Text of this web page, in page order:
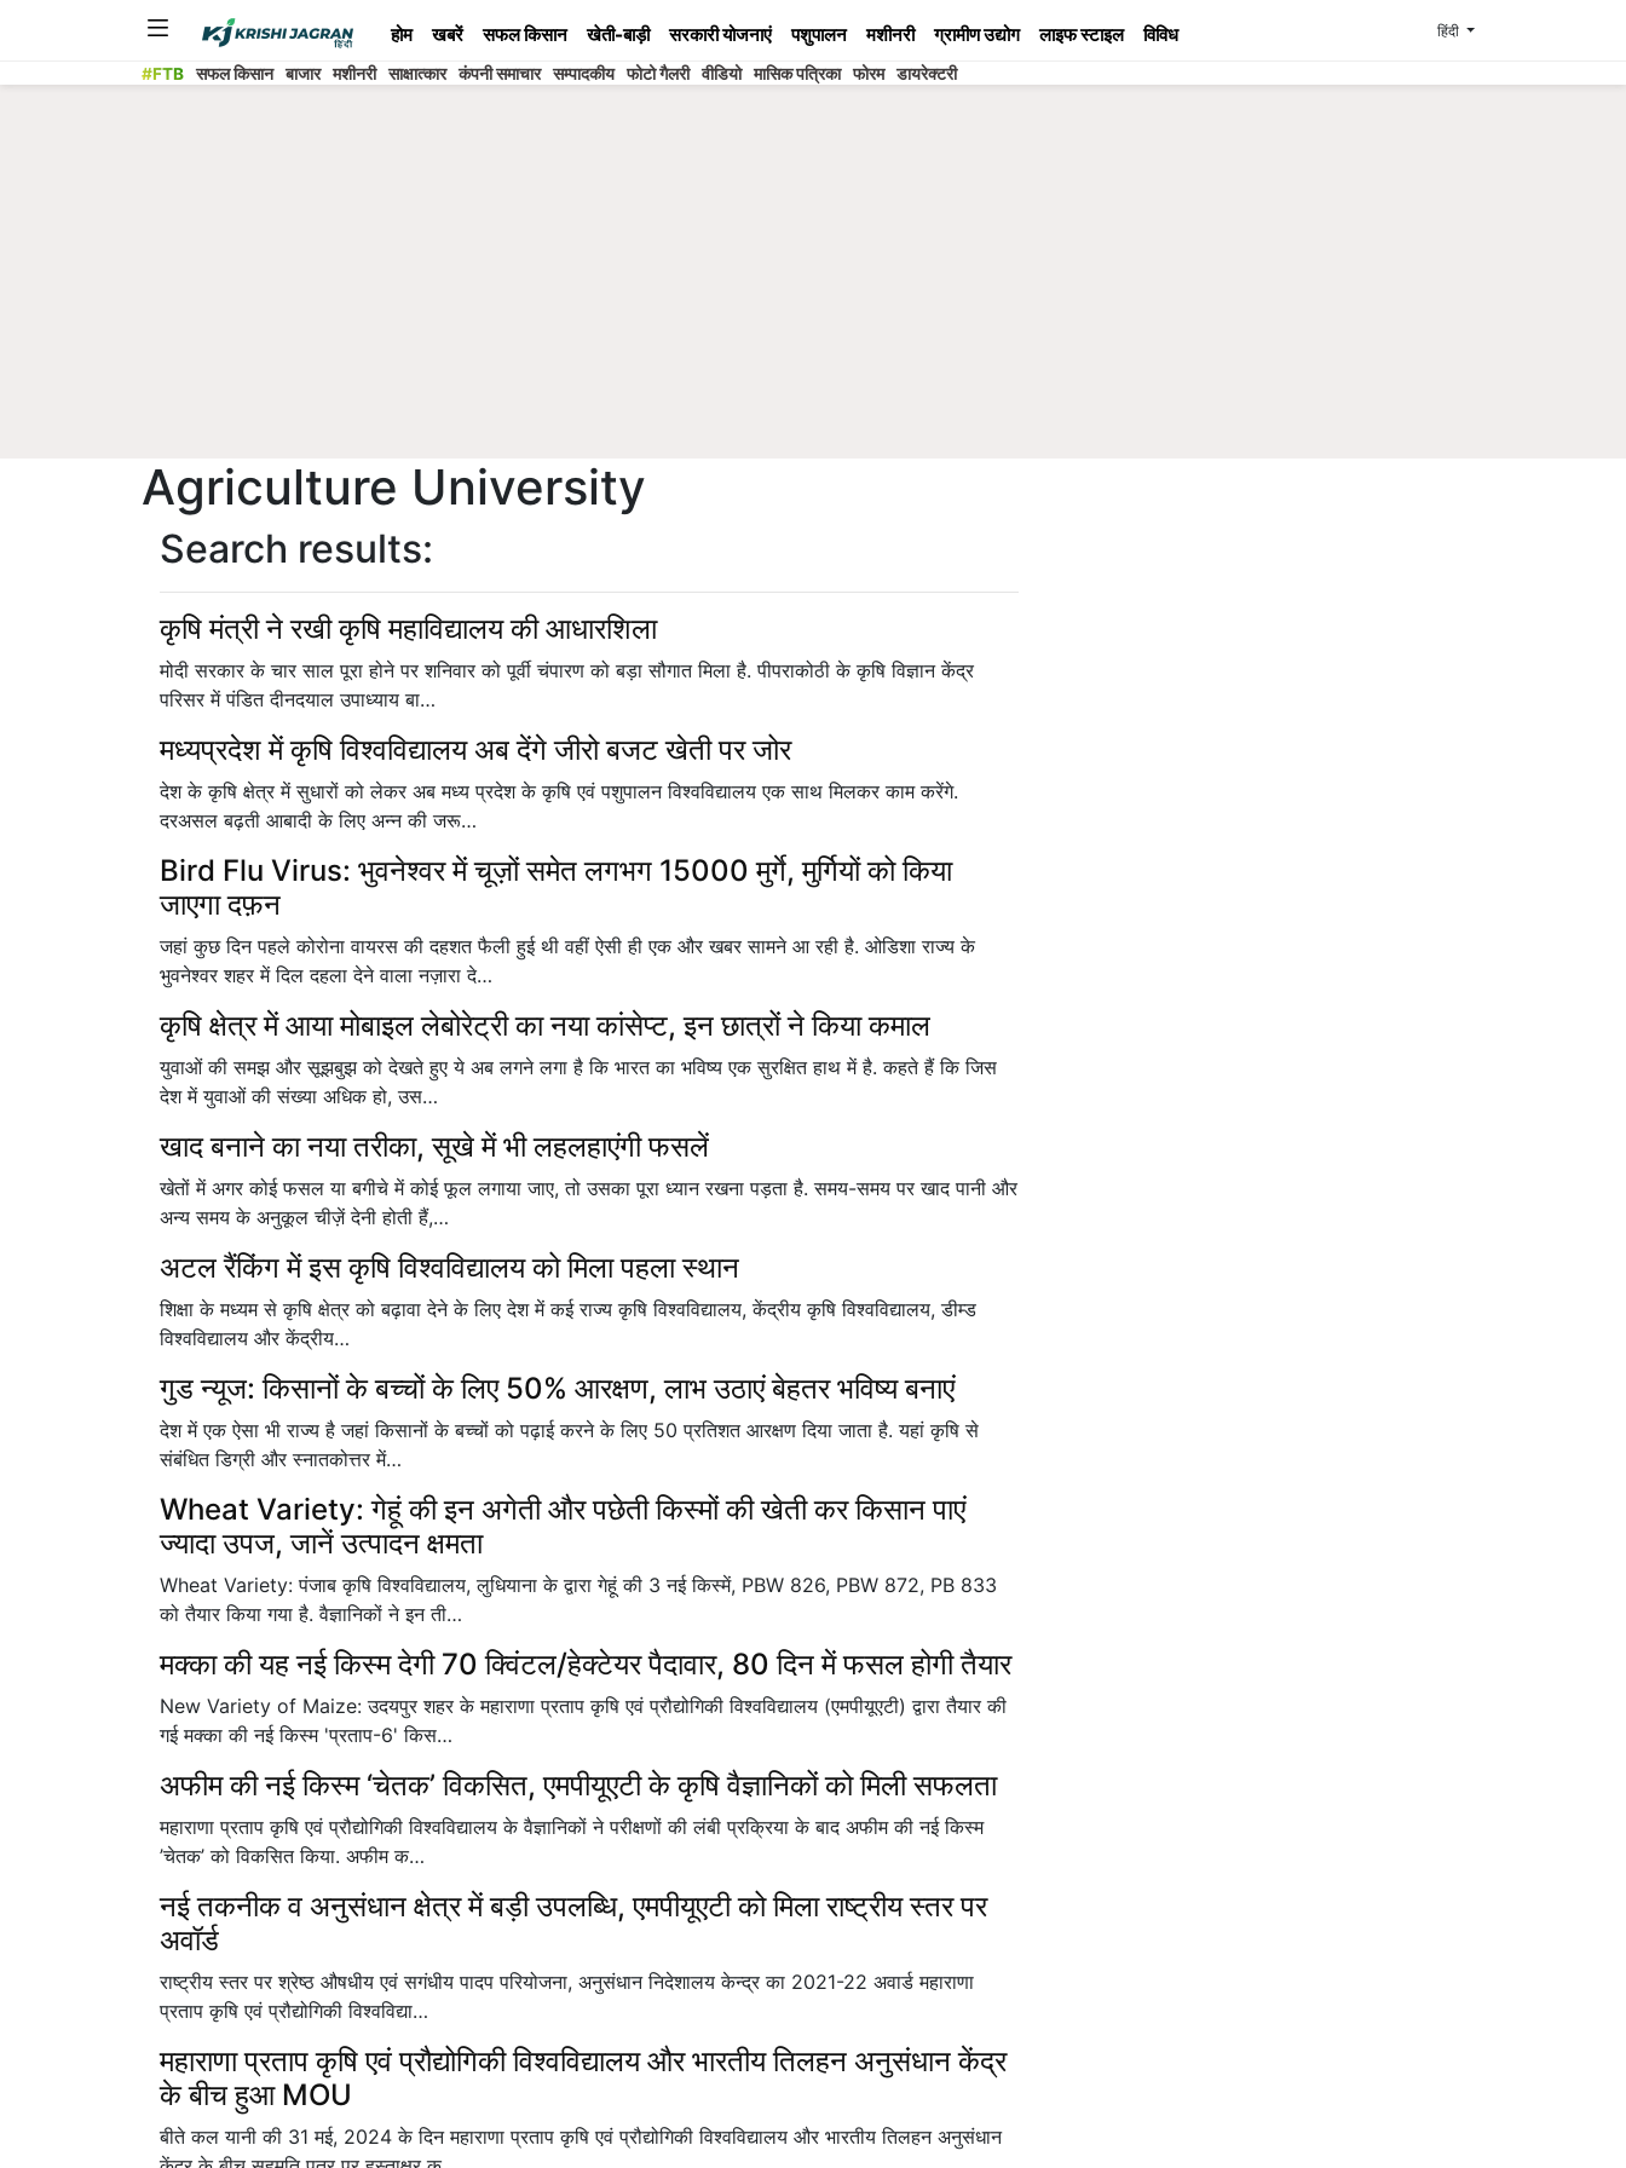
होम खबरें सफल किसान खेती-बाड़ी सरकारी योजनाएं पशुपालन मशीनरी ग्रामीण उद्योग लाइफ स्टाइल विविध हिंदी
#FTB सफल किसान बाजार मशीनरी साक्षात्कार कंपनी समाचार सम्पादकीय फोटो गैलरी वीडियो मासिक पत्रिका फोरम डायरेक्टरी
Agriculture University
Search results:
कृषि मंत्री ने रखी कृषि महाविद्यालय की आधारशिला
मोदी सरकार के चार साल पूरा होने पर शनिवार को पूर्वी चंपारण को बड़ा सौगात मिला है. पीपराकोठी के कृषि विज्ञान केंद्र
परिसर में पंडित दीनदयाल उपाध्याय बा…
मध्यप्रदेश में कृषि विश्वविद्यालय अब देंगे जीरो बजट खेती पर जोर
देश के कृषि क्षेत्र में सुधारों को लेकर अब मध्य प्रदेश के कृषि एवं पशुपालन विश्वविद्यालय एक साथ मिलकर काम करेंगे.
दरअसल बढ़ती आबादी के लिए अन्न की जरू…
Bird Flu Virus: भुवनेश्वर में चूज़ों समेत लगभग 15000 मुर्गे, मुर्गियों को किया
जाएगा दफ़न
जहां कुछ दिन पहले कोरोना वायरस की दहशत फैली हुई थी वहीं ऐसी ही एक और खबर सामने आ रही है. ओडिशा राज्य के
भुवनेश्वर शहर में दिल दहला देने वाला नज़ारा दे…
कृषि क्षेत्र में आया मोबाइल लेबोरेट्री का नया कांसेप्ट, इन छात्रों ने किया कमाल
युवाओं की समझ और सूझबुझ को देखते हुए ये अब लगने लगा है कि भारत का भविष्य एक सुरक्षित हाथ में है. कहते हैं कि जिस
देश में युवाओं की संख्या अधिक हो, उस…
खाद बनाने का नया तरीका, सूखे में भी लहलहाएंगी फसलें
खेतों में अगर कोई फसल या बगीचे में कोई फूल लगाया जाए, तो उसका पूरा ध्यान रखना पड़ता है. समय-समय पर खाद पानी और
अन्य समय के अनुकूल चीज़ें देनी होती हैं,…
अटल रैंकिंग में इस कृषि विश्वविद्यालय को मिला पहला स्थान
शिक्षा के मध्यम से कृषि क्षेत्र को बढ़ावा देने के लिए देश में कई राज्य कृषि विश्वविद्यालय, केंद्रीय कृषि विश्वविद्यालय, डीम्ड
विश्वविद्यालय और केंद्रीय…
गुड न्यूज: किसानों के बच्चों के लिए 50% आरक्षण, लाभ उठाएं बेहतर भविष्य बनाएं
देश में एक ऐसा भी राज्य है जहां किसानों के बच्चों को पढ़ाई करने के लिए 50 प्रतिशत आरक्षण दिया जाता है. यहां कृषि से
संबंधित डिग्री और स्नातकोत्तर में…
Wheat Variety: गेहूं की इन अगेती और पछेती किस्मों की खेती कर किसान पाएं
ज्यादा उपज, जानें उत्पादन क्षमता
Wheat Variety: पंजाब कृषि विश्वविद्यालय, लुधियाना के द्वारा गेहूं की 3 नई किस्में, PBW 826, PBW 872, PB 833
को तैयार किया गया है. वैज्ञानिकों ने इन ती…
मक्का की यह नई किस्म देगी 70 क्विंटल/हेक्टेयर पैदावार, 80 दिन में फसल होगी तैयार
New Variety of Maize: उदयपुर शहर के महाराणा प्रताप कृषि एवं प्रौद्योगिकी विश्वविद्यालय (एमपीयूएटी) द्वारा तैयार की
गई मक्का की नई किस्म 'प्रताप-6' किस…
अफीम की नई किस्म ‘चेतक’ विकसित, एमपीयूएटी के कृषि वैज्ञानिकों को मिली सफलता
महाराणा प्रताप कृषि एवं प्रौद्योगिकी विश्वविद्यालय के वैज्ञानिकों ने परीक्षणों की लंबी प्रक्रिया के बाद अफीम की नई किस्म
’चेतक’ को विकसित किया. अफीम क…
नई तकनीक व अनुसंधान क्षेत्र में बड़ी उपलब्धि, एमपीयूएटी को मिला राष्ट्रीय स्तर पर
अवॉर्ड
राष्ट्रीय स्तर पर श्रेष्ठ औषधीय एवं सगंधीय पादप परियोजना, अनुसंधान निदेशालय केन्द्र का 2021-22 अवार्ड महाराणा
प्रताप कृषि एवं प्रौद्योगिकी विश्वविद्या…
महाराणा प्रताप कृषि एवं प्रौद्योगिकी विश्वविद्यालय और भारतीय तिलहन अनुसंधान केंद्र
के बीच हुआ MOU
बीते कल यानी की 31 मई, 2024 के दिन महाराणा प्रताप कृषि एवं प्रौद्योगिकी विश्वविद्यालय और भारतीय तिलहन अनुसंधान